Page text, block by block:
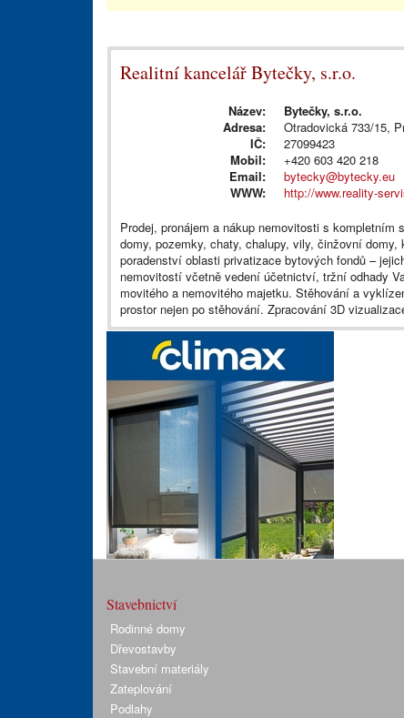
Realitní kancelář Bytečky, s.r.o.
Název:
Bytečky, s.r.o.
Adresa:
Otradovická 733/15,
IČ:
27099423
Mobil:
+420 603 420 218
Email:
bytecky@bytecky.eu
WWW:
http://www.reality-
Prodej, pronájem a nákup nemovitosti s
domy, pozemky, chaty, chalupy, vily, činžovní
poradenství oblasti privatizace bytových fondů –
nemovitostí včetně vedení účetnictví, tržní odhady
movitého a nemovitého majetku. Stěhování a
prostor nejen po stěhování. Zpracování 3D
Stavebnictví
Rodinné domy
Dřevostavby
Stavební materiály
Zateplování
Podlahy